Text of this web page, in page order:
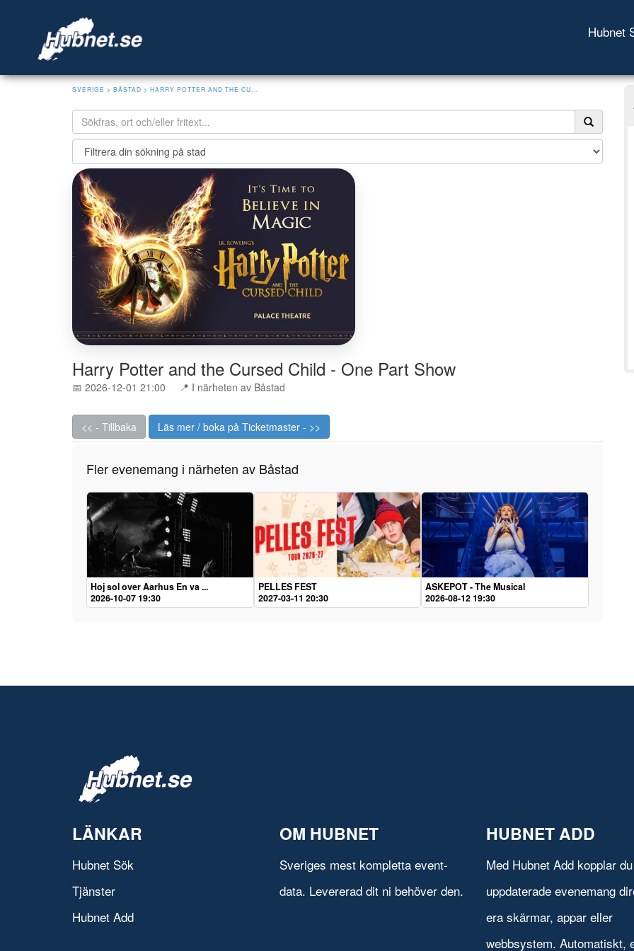
Hubnet
SVERIGE > BÅSTAD > HARRY POTTER AND THE CU...
Harry Potter and the Cursed Child - One Part Show
📅 2026-12-01 21:00 📍 I närheten av Båstad
<< - Tillbaka Läs mer / boka på Ticketmaster - >>
Fler evenemang i närheten av Båstad
Hoj sol over Aarhus En va ...
2026-10-07 19:30
PELLES FEST
2027-03-11 20:30
ASKEPOT - The Musical
2026-08-12 19:30
LÄNKAR
Hubnet Sök
Tjänster
Hubnet Add
OM HUBNET
Sveriges mest kompletta event-
data. Levererad dit ni behöver den.
HUBNET ADD
Med Hubnet Add kopplar
uppdaterade evenemang
era skärmar, appar eller
webbsystem. Automatiskt,